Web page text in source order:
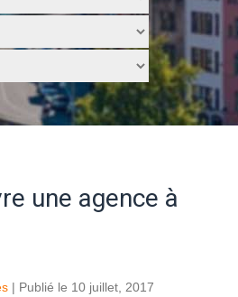
une agence à
| Publié le 10 juillet, 2017